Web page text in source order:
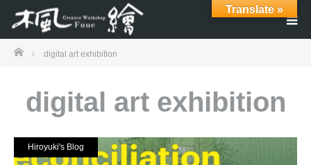
ホームdigital art exhibition
digital art exhibition
Hiroyuki's Blog
Translate »